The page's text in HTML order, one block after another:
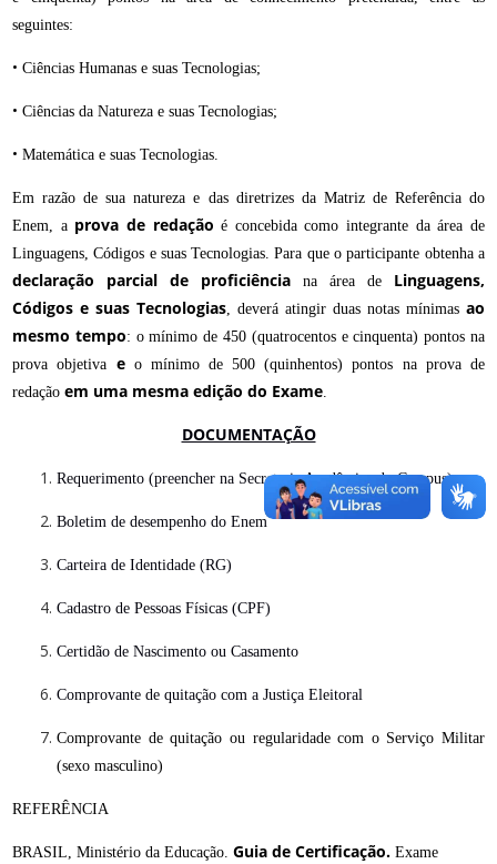
seguintes:
•Ciências Humanas e suas Tecnologias;
•Ciências da Natureza e suas Tecnologias;
•Matemática e suas Tecnologias.
Em razão de sua natureza e das diretrizes da Matriz de Referência do
Enem, a prova de redaçãoé concebida como integrante da área de
Linguagens, Códigos e suas Tecnologias. Para que o participante obtenha a
declaração parcial de proficiência na área de Linguagens,
Códigos e suas Tecnologias, deverá atingir duas notas mínimas ao
mesmo tempo: o mínimo de 450 (quatrocentos e cinquenta) pontos na
prova objetiva e o mínimo de 500 (quinhentos) pontos na prova de
redaçãoem uma mesma edição do Exame.
DOCUMENTAÇÃO
Requerimento (preencher na Secretaria Acadêmica do Campus)
Boletim de desempenho do Enem
Carteira de Identidade (RG)
Cadastro de Pessoas Físicas (CPF)
Certidão de Nascimento ou Casamento
Comprovante de quitação com a Justiça Eleitoral
Comprovante de quitação ou regularidade com o Serviço Militar
(sexo masculino)
REFERÊNCIA
BRASIL, Ministério da Educação.Guia de Certificação. Exame